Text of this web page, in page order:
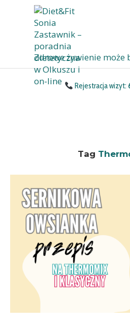
Zdrowe żywienie może
Rejestracja wizyt:
Tag